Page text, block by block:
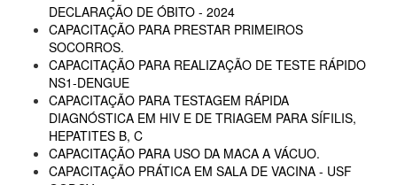
DECLARAÇÃO DE ÓBITO - 2024
CAPACITAÇÃO PARA PRESTAR PRIMEIROS
SOCORROS.
CAPACITAÇÃO PARA REALIZAÇÃO DE TESTE RÁPIDO
NS1-DENGUE
CAPACITAÇÃO PARA TESTAGEM RÁPIDA
DIAGNÓSTICA EM HIV E DE TRIAGEM PARA SÍFILIS,
HEPATITES B, C
CAPACITAÇÃO PARA USO DA MACA A VÁCUO.
CAPACITAÇÃO PRÁTICA EM SALA DE VACINA - USF